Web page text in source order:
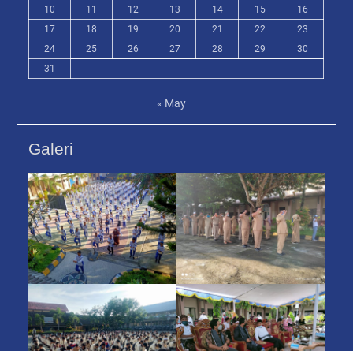
10
11 12 13 14 15
16
17
18 19 20 21 22
23
24
25 26 27 28 29
30
31
« May
Galeri